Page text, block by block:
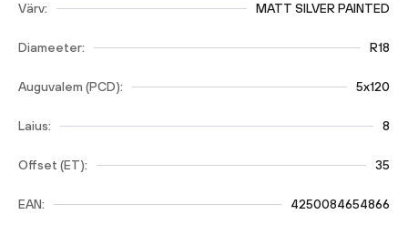
Värv: MATT SILVER PAINTED
Diameeter: R18
Auguvalem (PCD): 5x120
Laius: 8
Offset (ET): 35
EAN: 4250084654866